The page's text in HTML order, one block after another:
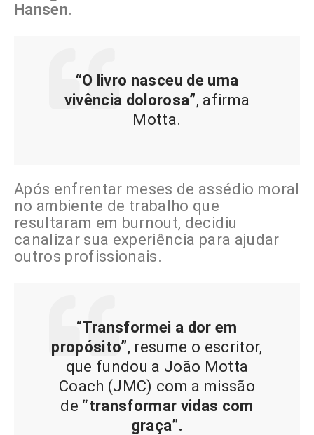
Hansen.
“O livro nasceu de uma
vivência dolorosa”, afirma
Motta.
Após enfrentar meses de assédio moral
no ambiente de trabalho que
resultaram em burnout, decidiu
canalizar sua experiência para ajudar
outros profissionais.
“Transformei a dor em
propósito”, resume o escritor,
que fundou a João Motta
Coach (JMC) com a missão
de “transformar vidas com
graça”.